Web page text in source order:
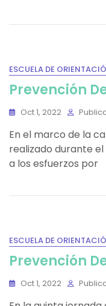
ESCUELA DE
Prevención
Oct 1, 2022
En el marco de la
realizado durante
a los esfuerzos por
ESCUELA DE
Prevención
Oct 1, 2022